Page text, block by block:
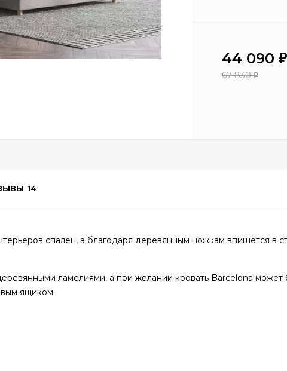
44 090₽
67 830₽
14
спален, а благодаря деревянным ножкам впишется в
ламелиями, а при желании кровать Barcelona может
ящиком.